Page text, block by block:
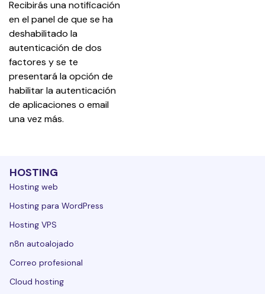
Recibirás una notificación
en el panel de que se ha
deshabilitado la
autenticación de dos
factores y se te
presentará la opción de
habilitar la autenticación
de aplicaciones o email
una vez más.
HOSTING
Hosting web
Hosting para WordPress
Hosting VPS
n8n autoalojado
Correo profesional
Cloud hosting